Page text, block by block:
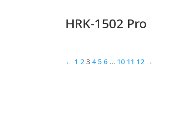
HRK-1502 Pro
← 1 2 3 4 5 6 … 10 11 12 →